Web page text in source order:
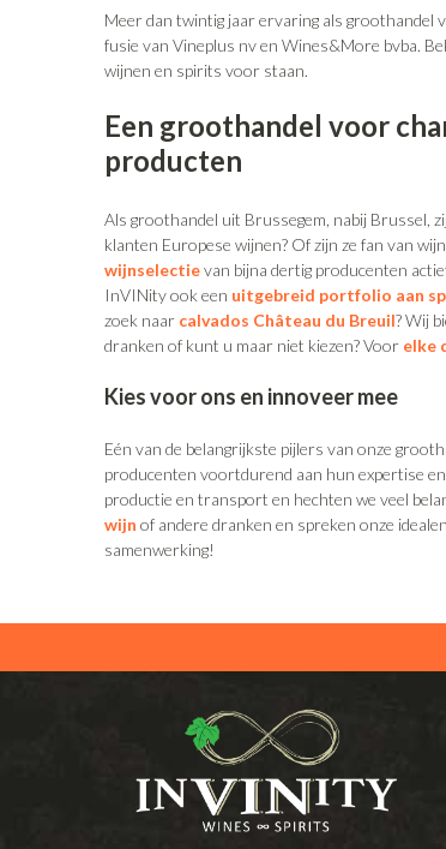
Meer dan twintig jaar ervaring als groothandel
fusie van Vineplus nv en Wines&More bvba.
wijnen en spirits voor staan.
Een groothandel voor
producten
Als groothandel uit Brussegem, nabij Brussel,
klanten Europese wijnen? Of zijn ze fan van
wijnselectievan bijna dertig producenten
InVINity ook een uitgebreid portfolio aan
zoek naar calvados Château du Breuil? Wij
dranken of kunt u maar niet kiezen? Voor elke
Kies voor ons en innoveer mee
Eén van de belangrijkste pijlers van onze
producenten voortdurend aan hun expertise
productie en transport en hechten we veel
wijn of andere dranken en spreken onze
samenwerking!